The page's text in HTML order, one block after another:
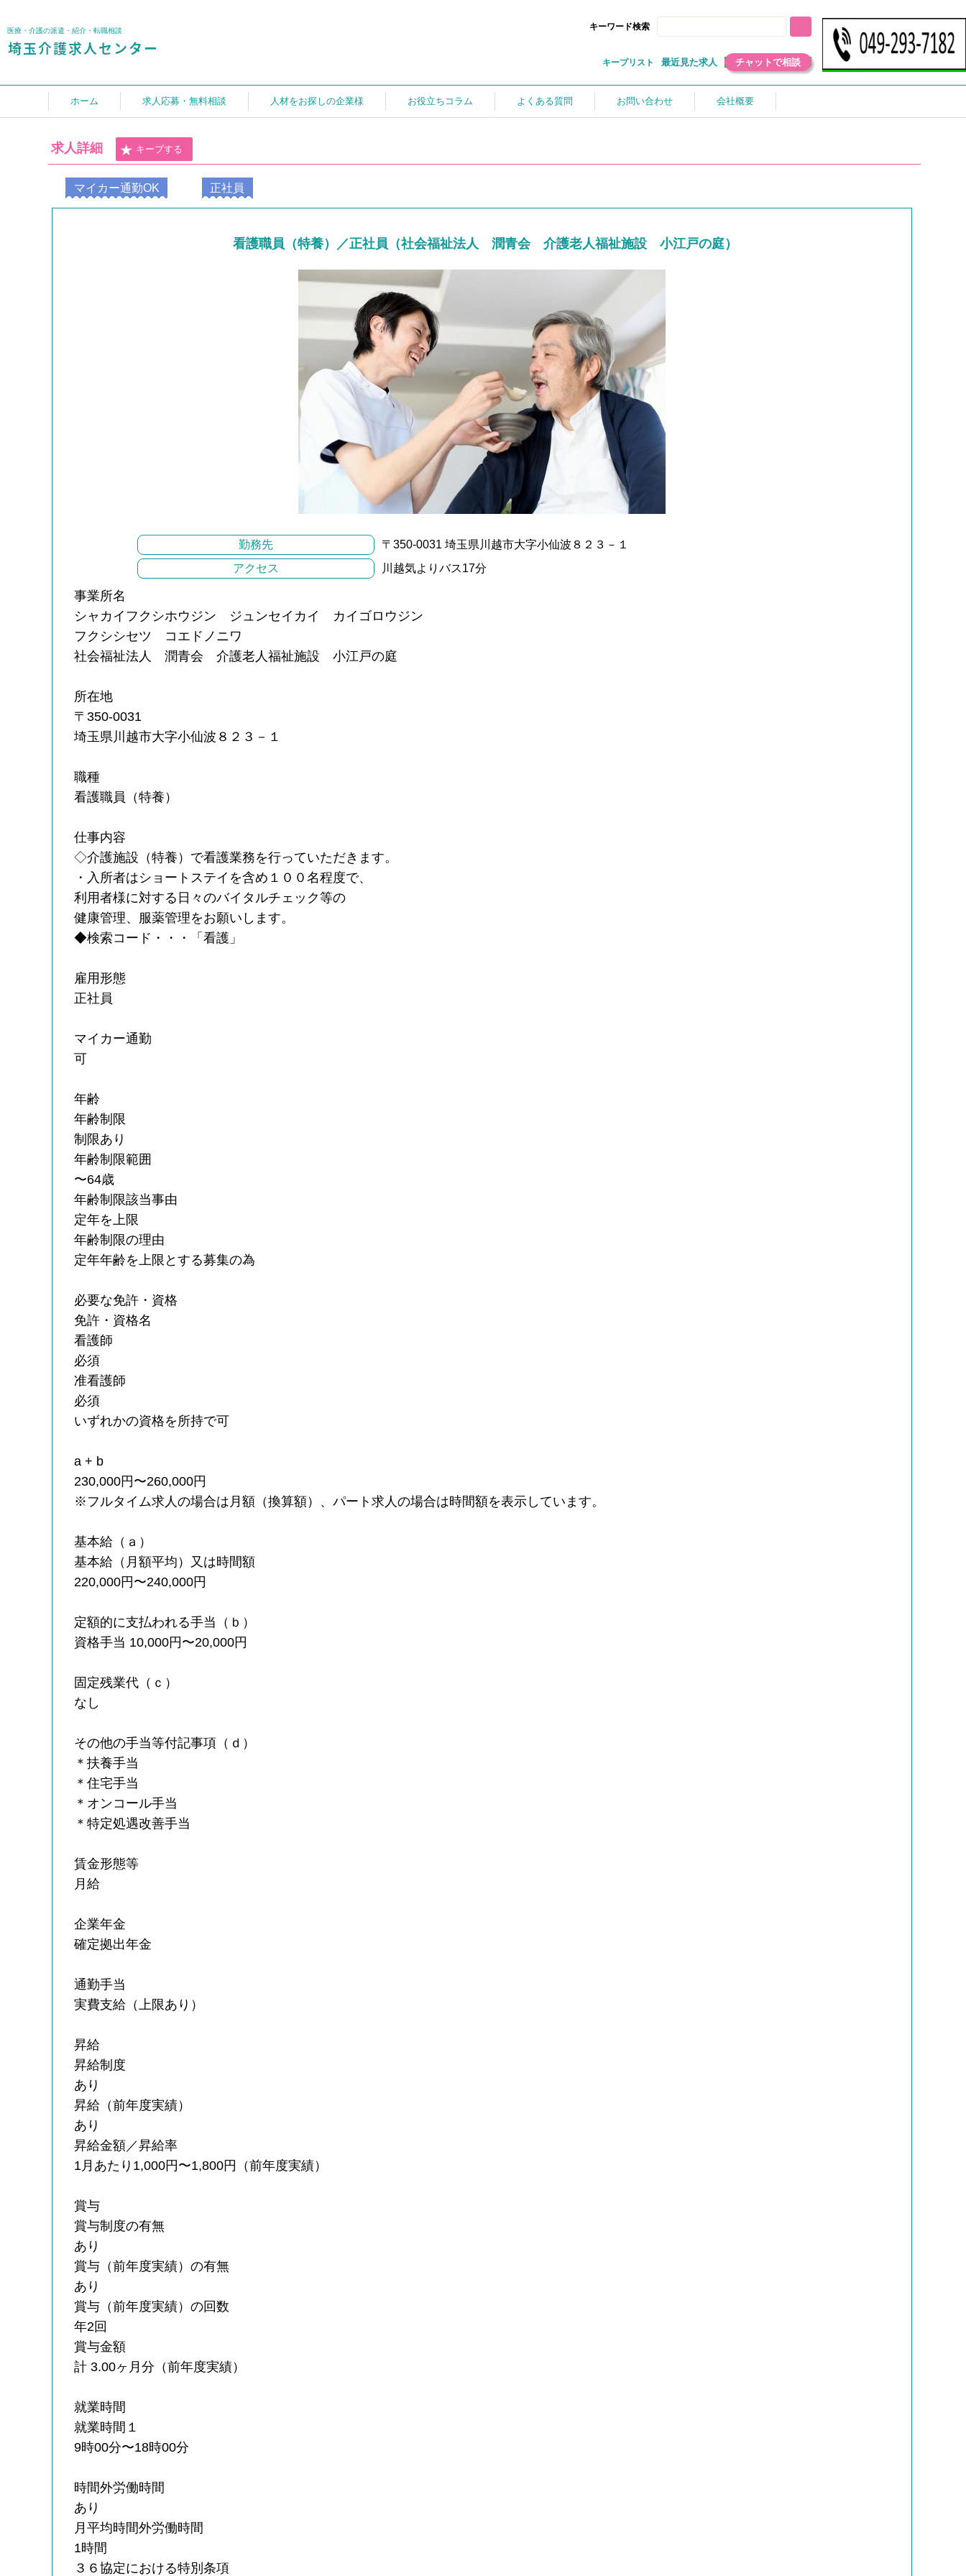
医療・介護の派遣・紹介・転職相談 キーワード検索
キープリスト 最近見た求人 チャットで相談
ホーム 求人応募・無料相談 人材をお探しの企業様 お役立ちコラム よくある質問 お問い合わせ 会社概要
求人詳細 キープする
マイカー通勤OK 正社員
看護職員（特養）／正社員（社会福祉法人 潤青会 介護老人福祉施設 小江戸の庭）
勤務先
〒350-0031 埼玉県川越市大字小仙波８２３－１
アクセス
川越気よりバス17分
事業所名
シャカイフクシホウジン ジュンセイカイ カイゴロウジン
フクシシセツ コエドノニワ
社会福祉法人 潤青会 介護老人福祉施設 小江戸の庭
所在地
〒350-0031
埼玉県川越市大字小仙波８２３－１
職種
看護職員（特養）
仕事内容
◇介護施設（特養）で看護業務を行っていただきます。
・入所者はショートステイを含め１００名程度で、
利用者様に対する日々のバイタルチェック等の
健康管理、服薬管理をお願いします。
◆検索コード・・・「看護」
雇用形態
正社員
マイカー通勤
可
年齢
年齢制限
制限あり
年齢制限範囲
〜64歳
年齢制限該当事由
定年を上限
年齢制限の理由
定年年齢を上限とする募集の為
必要な免許・資格
免許・資格名
看護師
必須
准看護師
必須
いずれかの資格を所持で可
a + b
230,000円〜260,000円
※フルタイム求人の場合は月額（換算額）、パート求人の場合は時間額を表示しています。
基本給（ａ）
基本給（月額平均）又は時間額
220,000円〜240,000円
定額的に支払われる手当（ｂ）
資格手当 10,000円〜20,000円
固定残業代（ｃ）
なし
その他の手当等付記事項（ｄ）
＊扶養手当
＊住宅手当
＊オンコール手当
＊特定処遇改善手当
賃金形態等
月給
企業年金
確定拠出年金
通勤手当
実費支給（上限あり）
昇給
昇給制度
あり
昇給（前年度実績）
あり
昇給金額／昇給率
1月あたり1,000円〜1,800円（前年度実績）
賞与
賞与制度の有無
あり
賞与（前年度実績）の有無
あり
賞与（前年度実績）の回数
年2回
賞与金額
計 3.00ヶ月分（前年度実績）
就業時間
就業時間１
9時00分〜18時00分
時間外労働時間
あり
月平均時間外労働時間
1時間
３６協定における特別条項